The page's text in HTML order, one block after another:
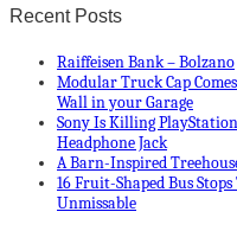
Recent Posts
Raiffeisen Bank – Bolzano
Modular Truck Cap
Wall in your Garage
Sony Is Killing
Headphone Jack
A Barn-Inspired
16 Fruit-Shaped Bus
Unmissable